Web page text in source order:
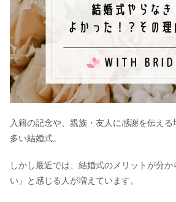
入籍の記念や、親族・友人に感謝を伝え
多い結婚式。
しかし最近では、結婚式のメリットが分
い」と感じる人が増えています。